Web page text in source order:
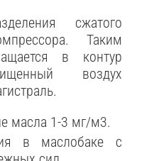
сжатого
Таким
в контур
воздух
масла 1-3 мг/м3.
в маслобаке с